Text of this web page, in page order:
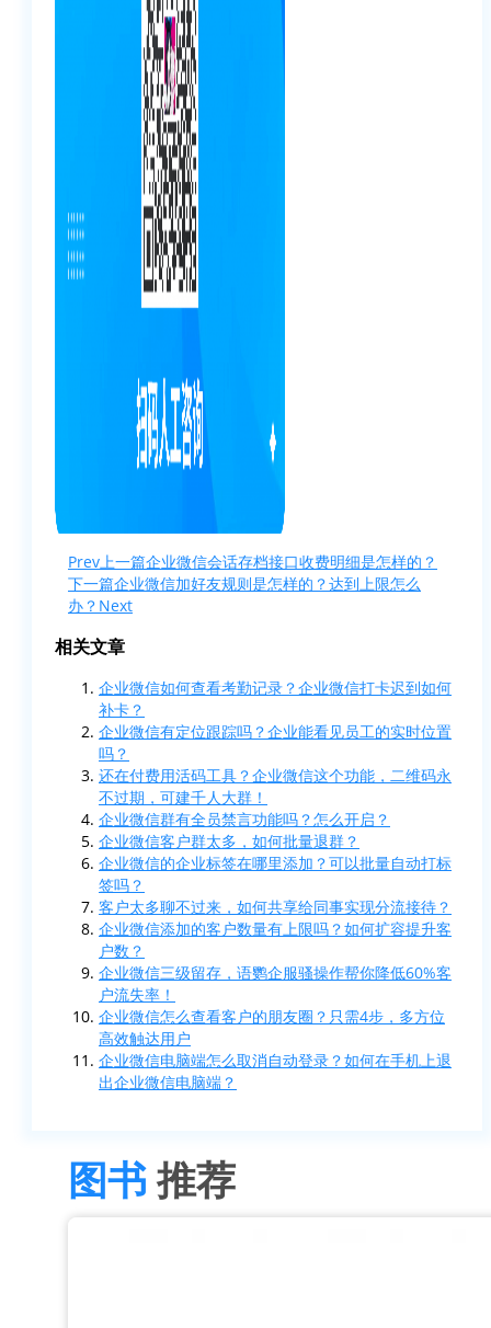
Prev上一篇企业微信会话存档接口收费明细是怎样的？
下一篇企业微信加好友规则是怎样的？达到上限怎么
办？ Next
相关文章
企业微信如何查看考勤记录？企业微信打卡迟到如何
补卡？
企业微信有定位跟踪吗？企业能看见员工的实时位置
吗？
还在付费用活码工具？企业微信这个功能，二维码永
不过期，可建千人大群！
企业微信群有全员禁言功能吗？怎么开启？
企业微信客户群太多，如何批量退群？
企业微信的企业标签在哪里添加？可以批量自动打标
签吗？
客户太多聊不过来，如何共享给同事实现分流接待？
企业微信添加的客户数量有上限吗？如何扩容提升客
户数？
企业微信三级留存，语鹦企服骚操作帮你降低60%客
户流失率！
企业微信怎么查看客户的朋友圈？只需4步，多方位
高效触达用户
企业微信电脑端怎么取消自动登录？如何在手机上退
出企业微信电脑端？
图书推荐